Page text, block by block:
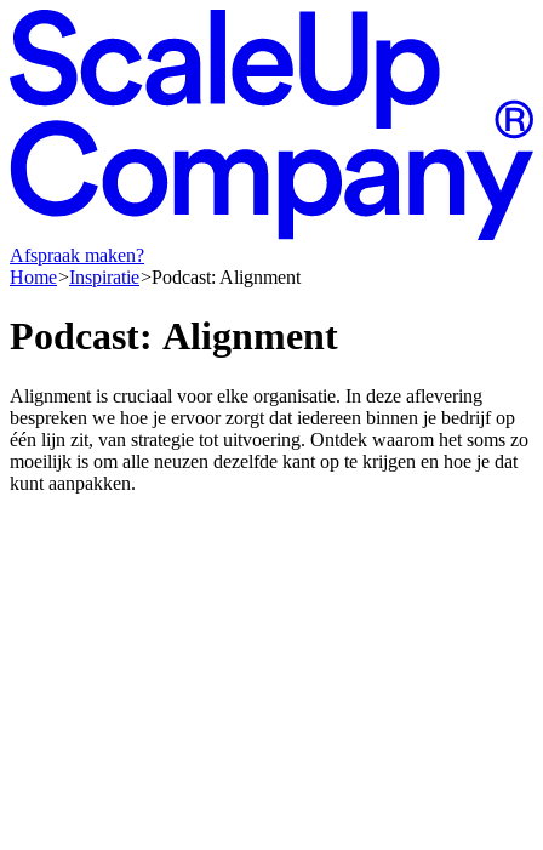
Afspraak maken?
Home Inspiratie Podcast: Alignment
Podcast: Alignment
Alignment is cruciaal voor elke organisatie. In deze aflevering
bespreken we hoe je ervoor zorgt dat iedereen binnen je bedrijf op
één lijn zit, van strategie tot uitvoering. Ontdek waarom het soms zo
moeilijk is om alle neuzen dezelfde kant op te krijgen en hoe je dat
kunt aanpakken.